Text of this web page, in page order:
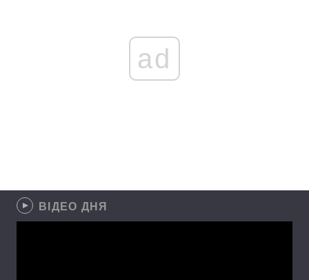
ad
ВІДЕО ДНЯ